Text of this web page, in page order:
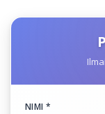
NIMI *